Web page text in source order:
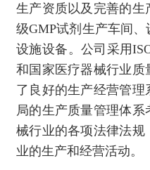
生产资质以及完善的生
级GMP试剂生产车间
设施设备。公司采用
和国家医疗器械行业质
了良好的生产经营管
局的生产质量管理体
械行业的各项法律法规
业的生产和经营活动。